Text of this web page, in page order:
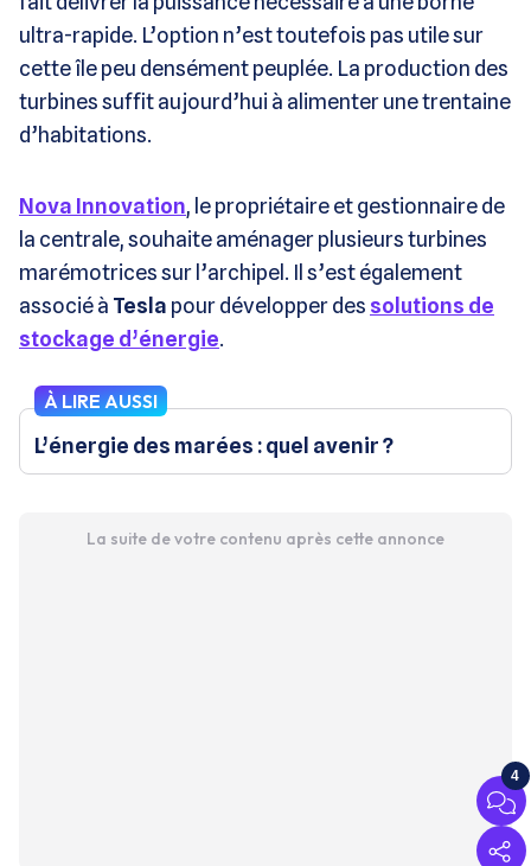
ultra-rapide. L’option n’est toutefois pas utile sur
cette île peu densément peuplée. La production des
turbines suffit aujourd’hui à alimenter une trentaine
d’habitations.
Nova Innovation, le propriétaire et gestionnaire de
la centrale, souhaite aménager plusieurs turbines
marémotrices sur l’archipel. Il s’est également
associé à Tesla pour développer des solutions de
stockage d’énergie.
À LIRE AUSSI
L’énergie des marées : quel avenir ?
La suite de votre contenu après cette annonce
4